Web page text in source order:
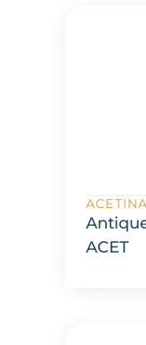
ACET